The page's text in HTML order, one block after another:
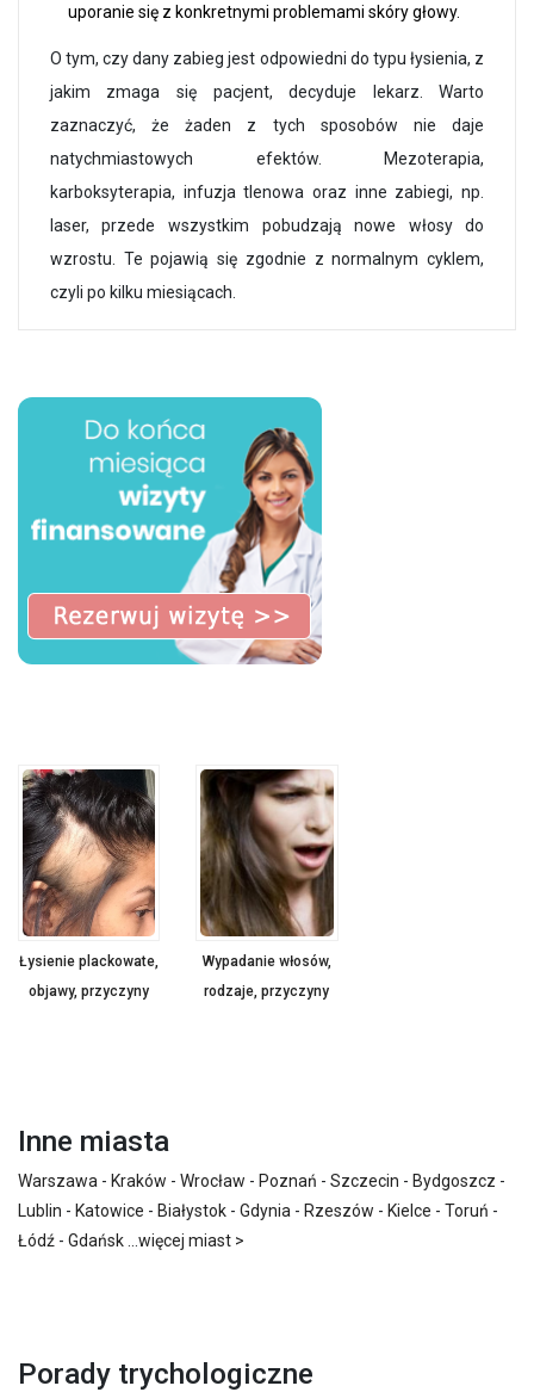
uporanie się z konkretnymi problemami skóry głowy.
O tym, czy dany zabieg jest odpowiedni do typu łysienia, z
jakim zmaga się pacjent, decyduje lekarz. Warto
zaznaczyć, że żaden z tych sposobów nie daje
natychmiastowych efektów. Mezoterapia,
karboksyterapia, infuzja tlenowa oraz inne zabiegi, np.
laser, przede wszystkim pobudzają nowe włosy do
wzrostu. Te pojawią się zgodnie z normalnym cyklem,
czyli po kilku miesiącach.
Łysienie plackowate,
objawy, przyczyny
Wypadanie włosów,
rodzaje, przyczyny
Inne miasta
Warszawa - Kraków - Wrocław - Poznań - Szczecin - Bydgoszcz -
Lublin - Katowice - Białystok - Gdynia - Rzeszów - Kielce - Toruń -
Łódź - Gdańsk więcej miast >
Porady trychologiczne